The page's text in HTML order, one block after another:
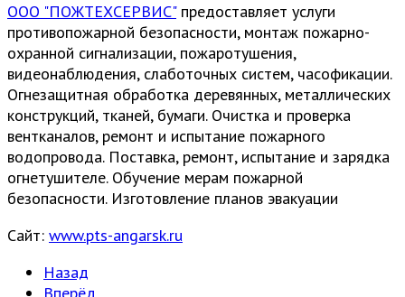
ООО "ПОЖТЕХСЕРВИС"предоставляет услуги
противопожарной безопасности, монтаж пожарно-
охранной сигнализации, пожаротушения,
видеонаблюдения, слаботочных систем, часофикации.
Огнезащитная обработка деревянных, металлических
конструкций, тканей, бумаги. Очистка и проверка
вентканалов, ремонт и испытание пожарного
водопровода. Поставка, ремонт, испытание и зарядка
огнетушителе. Обучение мерам пожарной
безопасности. Изготовление планов эвакуации
Сайт: www.pts-angarsk.ru
Назад